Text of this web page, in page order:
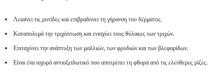
Λειαίνει τις ρυτίδες και επιβραδύνει τη γήρανση του δέρματος.
Καταπολεμά την τριχόπτωση και ενισχύει τους θύλακες των τριχών.
Επιταχύνει την ανάπτυξη των μαλλιών, των φρυδιών και των βλεφαρίδων.
Είναι ένα ισχυρό αντιοξειδωτικό που αποτρέπει τη φθορά από τις ελεύθερες ρίζες.